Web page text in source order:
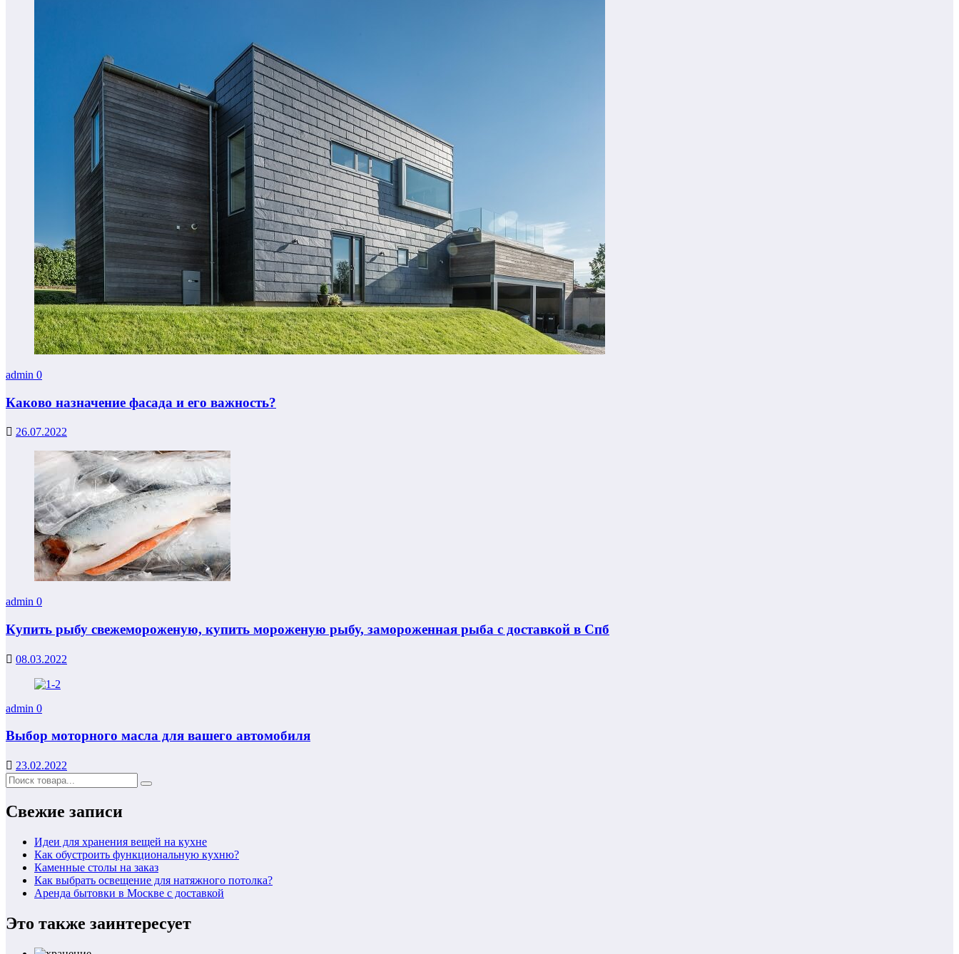
admin 0
Каково назначение фасада и его важность?
26.07.2022
admin 0
Купить рыбу свежемороженую, купить мороженую рыбу, замороженная рыба с доставкой в Спб
08.03.2022
admin 0
Выбор моторного масла для вашего автомобиля
23.02.2022
Свежие записи
Идеи для хранения вещей на кухне
Как обустроить функциональную кухню?
Каменные столы на заказ
Как выбрать освещение для натяжного потолка?
Аренда бытовки в Москве с доставкой
Это также заинтересует